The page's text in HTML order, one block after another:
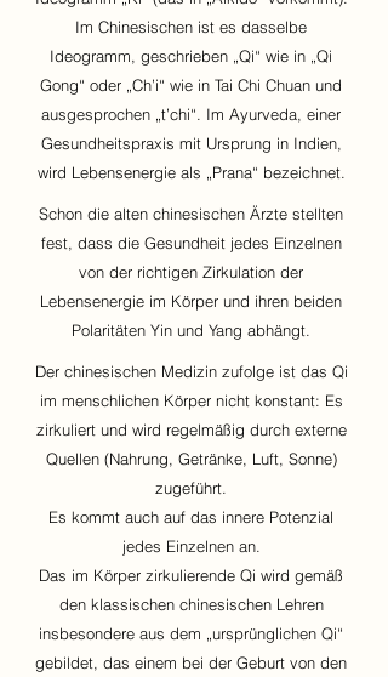
Im Chinesischen ist es dasselbe
Ideogramm, geschrieben „Qi“ wie in „Qi
Gong“ oder „Ch’i“ wie in Tai Chi Chuan und
ausgesprochen „t’chi“. Im Ayurveda, einer
Gesundheitspraxis mit Ursprung in Indien,
wird Lebensenergie als „Prana“ bezeichnet.
Schon die alten chinesischen Ärzte stellten
fest, dass die Gesundheit jedes Einzelnen
von der richtigen Zirkulation der
Lebensenergie im Körper und ihren beiden
Polaritäten Yin und Yang abhängt.
Der chinesischen Medizin zufolge ist das Qi
im menschlichen Körper nicht konstant: Es
zirkuliert und wird regelmäßig durch externe
Quellen (Nahrung, Getränke, Luft, Sonne)
zugeführt.
Es kommt auch auf das innere Potenzial
jedes Einzelnen an.
Das im Körper zirkulierende Qi wird gemäß
den klassischen chinesischen Lehren
insbesondere aus dem „ursprünglichen Qi“
gebildet, das einem bei der Geburt von den